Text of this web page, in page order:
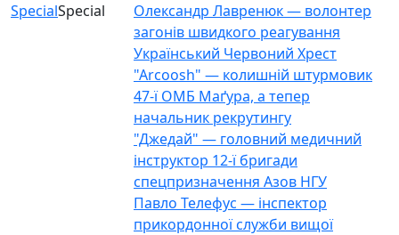
SpecialSpecial
Олександр Лавренюк — волонтер
загонів швидкого реагування
Український Червоний Хрест
"Arcoosh" — колишній штурмовик
47-ї ОМБ Маґура, а тепер
начальник рекрутингу
"Джедай" — головний медичний
інструктор 12-ї бригади
спецпризначення Азов НГУ
Павло Телефус — інспектор
прикордонної служби вищої